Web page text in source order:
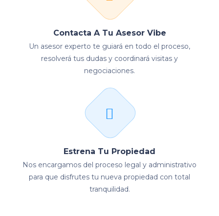
Contacta A Tu Asesor Vibe
Un asesor experto te guiará en todo el proceso,
resolverá tus dudas y coordinará visitas y
negociaciones.
Estrena Tu Propiedad
Nos encargamos del proceso legal y administrativo
para que disfrutes tu nueva propiedad con total
tranquilidad.